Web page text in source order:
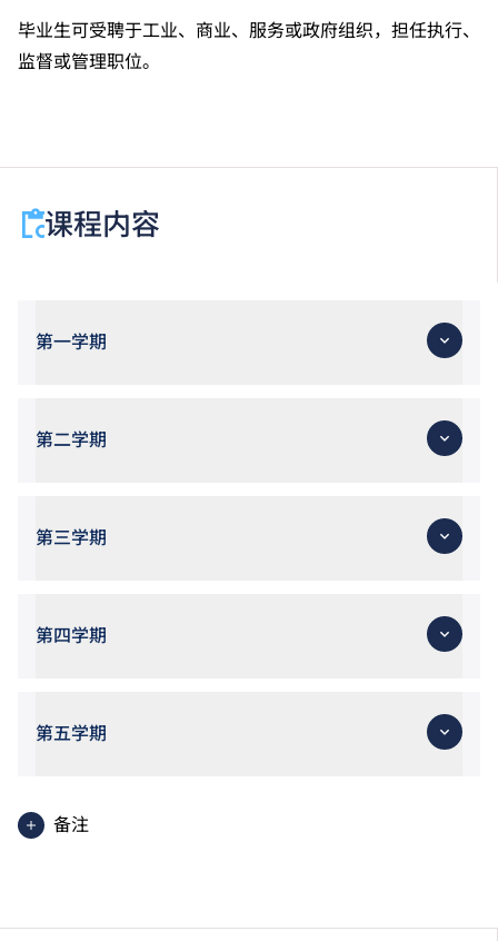
毕业生可受聘于工业、商业、服务或政府组织，担任执行、
监督或管理职位。
课程内容
第一学期
第二学期
第三学期
第四学期
第五学期
备注